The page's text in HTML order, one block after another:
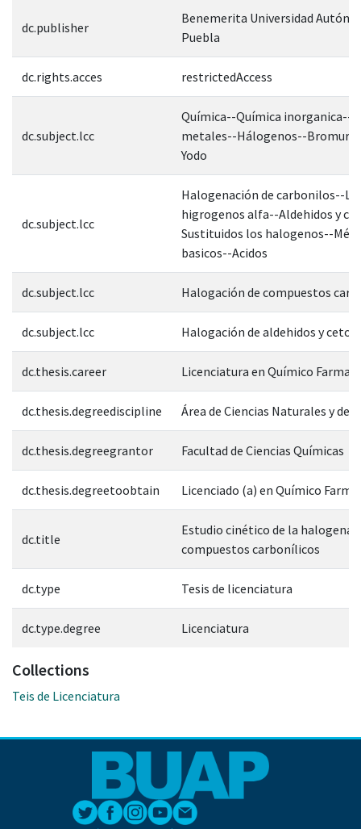
dc.publisher
Benemerita Universidad
Puebla
dc.rights.acces restrictedAccess
dc.subject.lcc
Química--Química inorganica--
metales--Hálogenos--
Yodo
dc.subject.lcc
Halogenación de carbonilos--
higrogenos alfa--Aldehidos y
Sustituidos los halogenos--
basicos--Acidos
dc.subject.lcc Halogación de compuestos
dc.subject.lcc Halogación de aldehidos y
dc.thesis.career Licenciatura en Químico
dc.thesis.degreediscipline Área de Ciencias Naturales y de
dc.thesis.degreegrantor Facultad de Ciencias Químicas
dc.thesis.degreetoobtain Licenciado (a) en Químico
dc.title
Estudio cinético de la
compuestos carbonílicos
dc.type Tesis de licenciatura
dc.type.degree Licenciatura
Collections
Teis de Licenciatura